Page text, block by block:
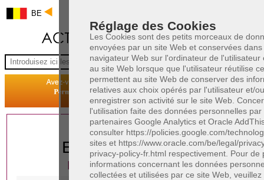
Réglage des Cookies
Les Cookies sont des petits morceaux de
envoyées par un site Web et conservées dans
navigateur Web sur l'ordinateur de l'utilisateur
au site Web lorsque que l'utilisateur réutilise
permettent au site Web de conserver des
relatives aux choix opérés par l'utilisateur et/
enregistrer son activité sur le site Web.
l'utilisation faite des données personnelles par
partenaires Google Analytics et Oracle
consulter https://policies.google.com/
sites et https://www.oracle.com/be/legal/
privacy-policy-fr.html respectivement. Pour de
informations concernant les données
collectées et utilisées par ce site Web,
BE
1 AVOCAT(S)
EXPÉRIMENTÉ(S)
PRÈS DE CHEZ VOUS